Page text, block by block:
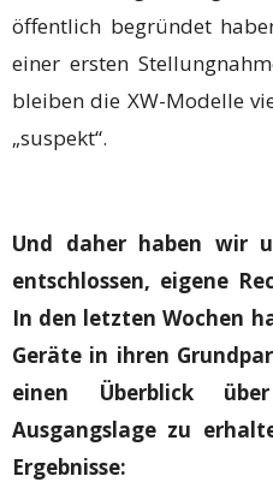
öffentlich begründet
einer ersten
bleiben die XW-Modelle
„suspekt“.
Und daher haben wir
entschlossen, eigene
In den letzten Wochen
Geräte in ihren
einen Überblick
Ausgangslage zu
Ergebnisse: